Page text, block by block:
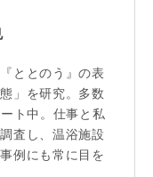
ととのう』の表
」を研究。多数
ト中。仕事と私
査し、温浴施設
例にも常に目を